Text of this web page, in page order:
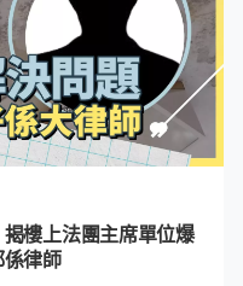
法團主席：咁點解政府
有爆（水喉），係，
我同意，咁點解（政
受《一線搜查》訪問時
廈客廳下面嘅地台係冇
有食水喉、廁所喉、煤
滲外牆，係唔會室內
。」 至於第三點指其外
辦早前進行色水測試造
樓上法團主席單位爆
律師